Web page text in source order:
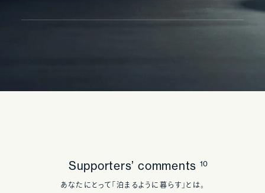
Supporters’ comments 10
あなたにとって「泊まるように暮らす」とは。